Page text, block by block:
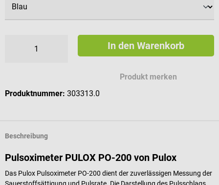
In den Warenkorb
Produkt merken
Produktnummer: 303313.0
Beschreibung
Pulsoximeter PULOX PO-200 von Pulox
Das Pulox Pulsoximeter PO-200 dient der zuverlässigen Messung der
Sauerstoffsättigung und Pulsrate. Die Darstellung des Pulsschlags